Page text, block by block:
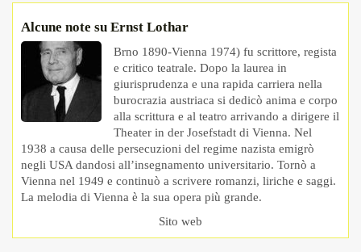
Alcune note su Ernst Lothar
Brno 1890-Vienna 1974) fu scrittore, regista
e critico teatrale. Dopo la laurea in
giurisprudenza e una rapida carriera nella
burocrazia austriaca si dedicò anima e corpo
alla scrittura e al teatro arrivando a dirigere il
Theater in der Josefstadt di Vienna. Nel
1938 a causa delle persecuzioni del regime nazista emigrò
negli USA dandosi all’insegnamento universitario. Tornò a
Vienna nel 1949 e continuò a scrivere romanzi, liriche e saggi.
La melodia di Vienna è la sua opera più grande.
Sito web